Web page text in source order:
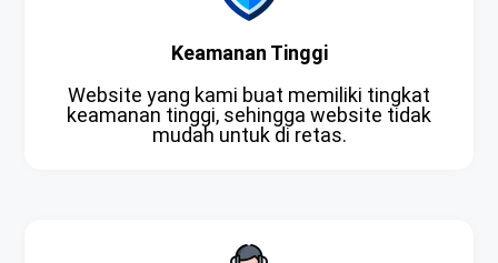
Keamanan Tinggi
Website yang kami buat memiliki tingkat
keamanan tinggi, sehingga website tidak
mudah untuk di retas.